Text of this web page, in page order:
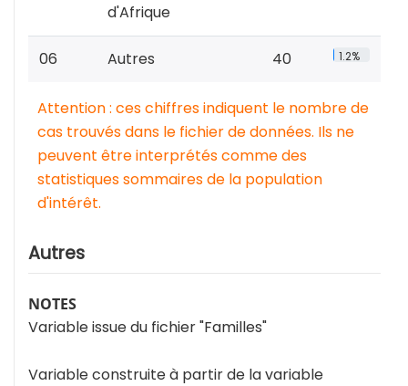
d'Afrique
06 Autres 40 1.2%
Attention : ces chiffres indiquent le nombre de
cas trouvés dans le fichier de données. Ils ne
peuvent être interprétés comme des
statistiques sommaires de la population
d'intérêt.
Autres
NOTES
Variable issue du fichier "Familles"
Variable construite à partir de la variable